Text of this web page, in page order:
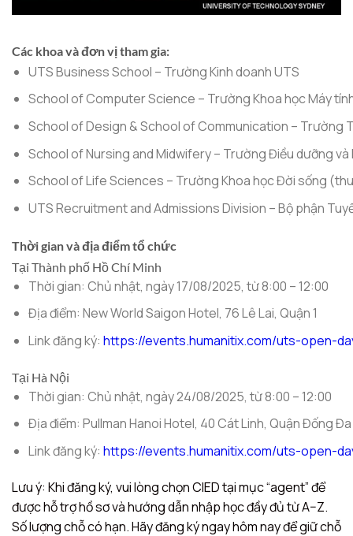
Các khoa và đơn vị tham gia:
UTS Business School – Trường Kinh doanh UTS
School of Computer Science – Trường Khoa học Máy
School of Design & School of Communication – Trường
School of Nursing and Midwifery – Trường Điều dưỡng
School of Life Sciences – Trường Khoa học Đời sống
UTS Recruitment and Admissions Division – Bộ phận
Thời gian và địa điểm tổ chức
Tại Thành phố Hồ Chí Minh
Thời gian: Chủ nhật, ngày 17/08/2025, từ 8:00 – 12:00
Địa điểm: New World Saigon Hotel, 76 Lê Lai, Quận 1
Link đăng ký: https://events.humanitix.com/uts-open-
Tại Hà Nội
Thời gian: Chủ nhật, ngày 24/08/2025, từ 8:00 – 12:00
Địa điểm: Pullman Hanoi Hotel, 40 Cát Linh, Quận Đống Đa
Link đăng ký: https://events.humanitix.com/uts-open-
Lưu ý: Khi đăng ký, vui lòng chọn CIED tại mục “agent” để
được hỗ trợ hồ sơ và hướng dẫn nhập học đầy đủ từ A–Z.
Số lượng chỗ có hạn. Hãy đăng ký ngay hôm nay để giữ chỗ